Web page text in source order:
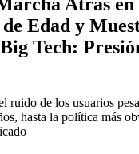
Edad y
Tech:
ruido de los usuarios
hasta la política más